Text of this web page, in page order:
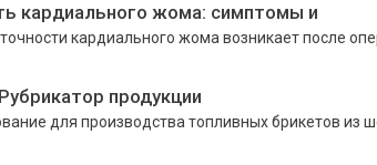
кардиального жома: симптомы и
кардиального жома возникает после
продукции
для производства топливных брикетов из